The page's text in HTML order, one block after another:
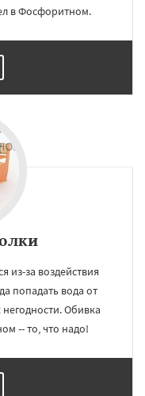
в Фосфоритном.
из-за воздействия
попадать вода от
Обивка
-- то, что надо!